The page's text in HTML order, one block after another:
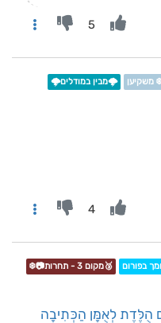
5
משקיען 🌩️מבין במודלים🌩️
4
בפורום 🥉מקום 3 - תחרות📷❄️
הֻלֶּדֶת לְאֻמָּן הַכְּתִיבָה